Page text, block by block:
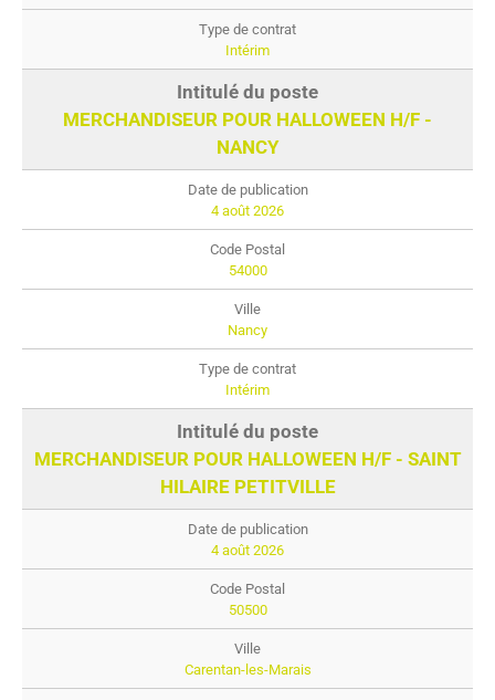
Intérim
MERCHANDISEUR POUR HALLOWEEN H/F -
NANCY
4 août 2026
54000
Nancy
Intérim
MERCHANDISEUR POUR HALLOWEEN H/F - SAINT
HILAIRE PETITVILLE
4 août 2026
50500
Carentan-les-Marais